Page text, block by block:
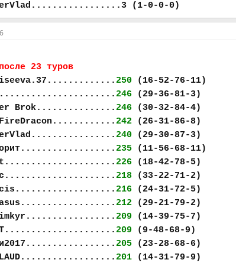
(1-0-0-0)
23 туров
250 (16-52-76-11)
246 (29-36-81-3)
Brok...............246 (30-32-84-4)
242 (26-31-86-8)
240 (29-30-87-3)
235 (11-56-68-11)
226 (18-42-78-5)
218 (33-22-71-2)
216 (24-31-72-5)
212 (29-21-79-2)
209 (14-39-75-7)
209 (9-48-68-9)
205 (23-28-68-6)
201 (14-31-79-9)